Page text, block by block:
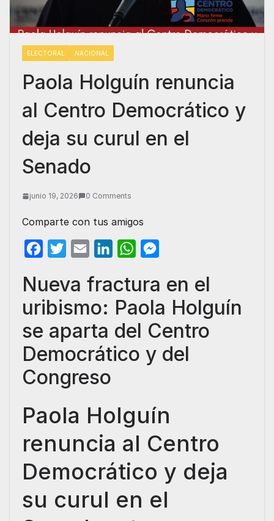
ELECTORAL NACIONAL
Paola Holguín renuncia
al Centro Democrático y
deja su curul en el
Senado
junio 19, 2026 0 Comments
Comparte con tus amigos
c
e
o
k
i
t
e
r
a
n
k
d
I
W
a
t
s
A
p
s
s
e
n
g
Nueva fractura en el
uribismo: Paola Holguín
se aparta del Centro
Democrático y del
Congreso
Paola Holguín
renuncia al Centro
Democrático y deja
su curul en el